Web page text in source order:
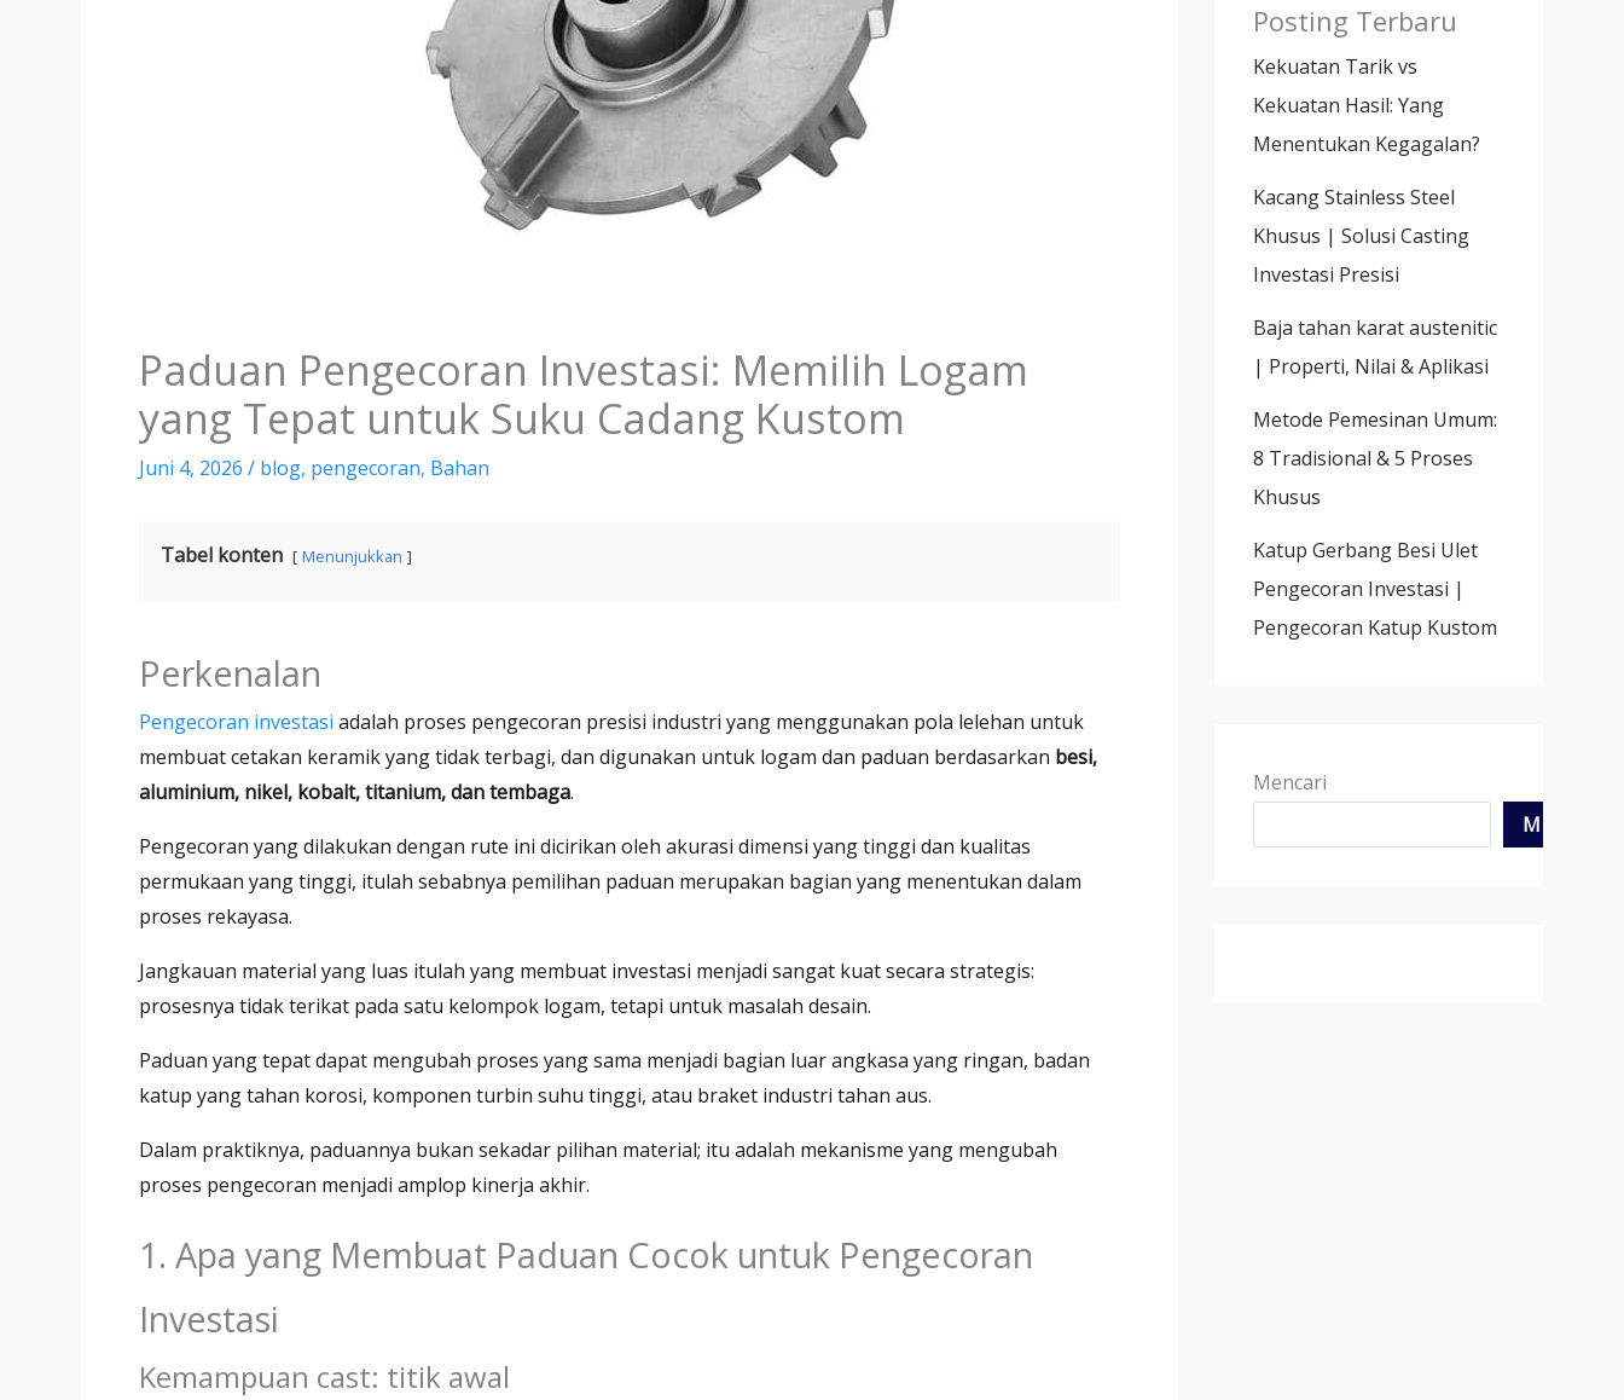
Paduan Pengecoran Investasi: Memilih Logam
yang Tepat untuk Suku Cadang Kustom
Juni 4, 2026 / blog, pengecoran, Bahan
Tabel konten Menunjukkan
Perkenalan
Pengecoran investasi adalah proses pengecoran presisi industri yang menggunakan pola lelehan untuk
membuat cetakan keramik yang tidak terbagi, dan digunakan untuk logam dan paduan berdasarkan besi,
aluminium, nikel, kobalt, titanium, dan tembaga.
Pengecoran yang dilakukan dengan rute ini dicirikan oleh akurasi dimensi yang tinggi dan kualitas
permukaan yang tinggi, itulah sebabnya pemilihan paduan merupakan bagian yang menentukan dalam
proses rekayasa.
Jangkauan material yang luas itulah yang membuat investasi menjadi sangat kuat secara strategis:
prosesnya tidak terikat pada satu kelompok logam, tetapi untuk masalah desain.
Paduan yang tepat dapat mengubah proses yang sama menjadi bagian luar angkasa yang ringan, badan
katup yang tahan korosi, komponen turbin suhu tinggi, atau braket industri tahan aus.
Dalam praktiknya, paduannya bukan sekadar pilihan material; itu adalah mekanisme yang mengubah
proses pengecoran menjadi amplop kinerja akhir.
1. Apa yang Membuat Paduan Cocok untuk Pengecoran
Investasi
Kemampuan cast: titik awal
Posting Terbaru
Kekuatan Tarik vs
Kekuatan Hasil: Yang
Menentukan Kegagalan?
Kacang Stainless Steel
Khusus | Solusi Casting
Investasi Presisi
Baja tahan karat austenitic
| Properti, Nilai & Aplikasi
Metode Pemesinan Umum:
8 Tradisional & 5 Proses
Khusus
Katup Gerbang Besi Ulet
Pengecoran Investasi |
Pengecoran Katup Kustom
Mencari
MENCARI